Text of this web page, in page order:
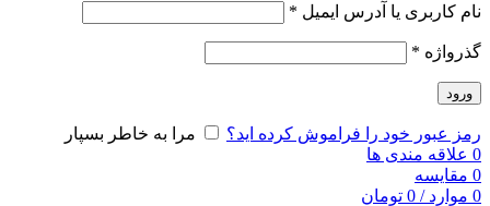
نام کاربری یا آدرس ایمیل *
گذرواژه *
ورود
رمز عبور خود را فراموش کرده اید؟
مرا به خاطر بسپار
0 علاقه مندی ها
0 مقایسه
0 موارد /
0 تومان